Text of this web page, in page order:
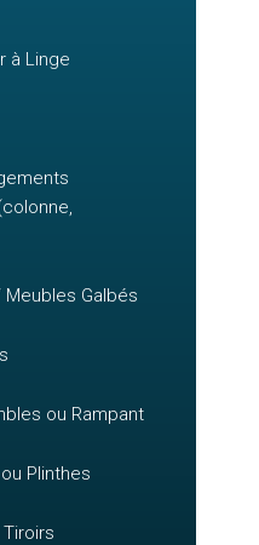
à Linge
Galbés
ou Rampant
Plinthes